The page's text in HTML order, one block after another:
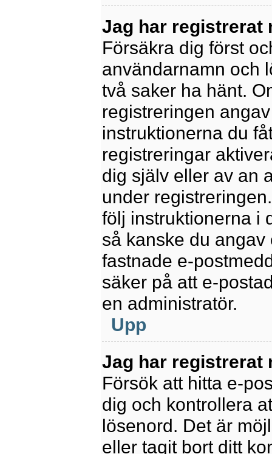
Jag har registrerat
Försäkra dig först
användarnamn och
två saker ha hänt.
registreringen
instruktionerna du
registreringar
dig själv eller av an
under
följ instruktionerna i
så kanske du
fastnade e-
säker på att e-
en administratör.
Upp
Jag har registrerat
Försök att hitta e-
dig och kontrollera
lösenord. Det är
eller tagit bort ditt